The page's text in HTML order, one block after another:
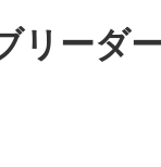
リーダ